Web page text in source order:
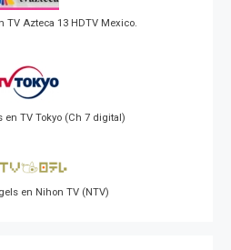
TV Azteca 13 HDTV Mexico.
TV Tokyo (Ch 7 digital)
en Nihon TV (NTV)